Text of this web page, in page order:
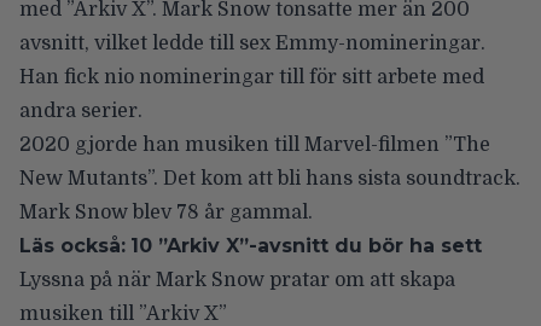
med ”Arkiv X”. Mark Snow tonsatte mer än 200
avsnitt, vilket ledde till sex Emmy-nomineringar.
Han fick nio nomineringar till för sitt arbete med
andra serier.
2020 gjorde han musiken till Marvel-filmen ”The
New Mutants”. Det kom att bli hans sista soundtrack.
Mark Snow blev 78 år gammal.
Läs också: 10 ”Arkiv X”-avsnitt du bör ha sett
Lyssna på när Mark Snow pratar om att skapa
musiken till ”Arkiv X”